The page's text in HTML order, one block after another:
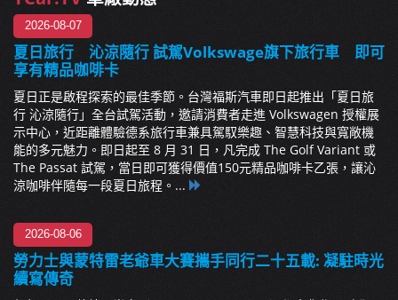
2026-08-07
夏日旅行 沁涼隨行 試駕Volkswage旗下旅行車 即可
享有精品咖啡卡
夏日正是啟程探索的最佳季節。台灣福斯汽車即日起推出「夏日旅
行 沁涼隨行」全台試駕活動，邀請消費者走進 Volkswagen 授權展
示中心，近距離體驗德系旅行車兼具駕馭樂趣、智慧科技與寬敞機
能的多元魅力。即日起至 8 月 31 日，凡完成 The Golf Variant 或
The Passat 試駕，當日即可獲得價值150元精品咖啡卡乙張，讓沁
涼咖啡伴隨每一段夏日旅程。...
2026-08-06
勞力士與蒙特雷老爺車大賽攜手同行二十五載: 凝駐時光
續寫傳奇